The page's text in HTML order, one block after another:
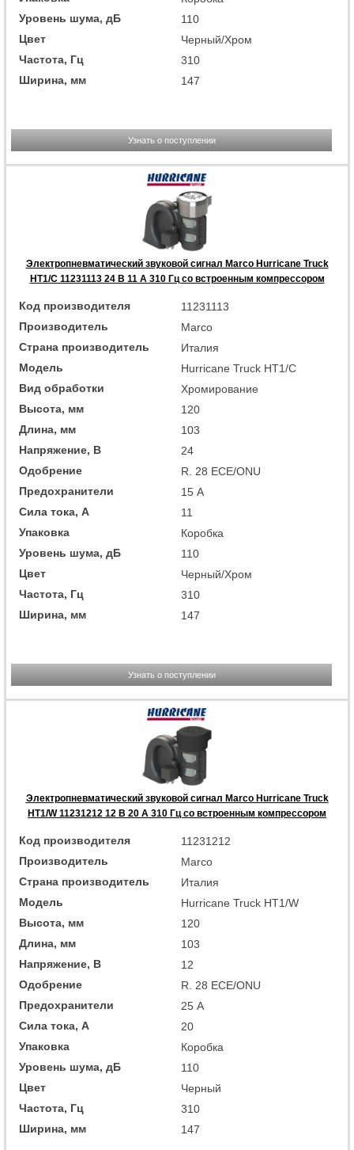
Уровень шума, дБ
110
Цвет
Черный/Хром
Частота, Гц
310
Ширина, мм
147
Узнать о поступлении
Электропневматический звуковой сигнал Marco Hurricane Truck
HT1/C 11231113 24 В 11 А 310 Гц со встроенным компрессором
Код производителя
11231113
Производитель
Marco
Страна производитель
Италия
Модель
Hurricane Truck HT1/C
Вид обработки
Хромирование
Высота, мм
120
Длина, мм
103
Напряжение, В
24
Одобрение
R. 28 ECE/ONU
Предохранители
15 А
Сила тока, А
11
Упаковка
Коробка
Уровень шума, дБ
110
Цвет
Черный/Хром
Частота, Гц
310
Ширина, мм
147
Узнать о поступлении
Электропневматический звуковой сигнал Marco Hurricane Truck
HT1/W 11231212 12 В 20 А 310 Гц со встроенным компрессором
Код производителя
11231212
Производитель
Marco
Страна производитель
Италия
Модель
Hurricane Truck HT1/W
Высота, мм
120
Длина, мм
103
Напряжение, В
12
Одобрение
R. 28 ECE/ONU
Предохранители
25 А
Сила тока, А
20
Упаковка
Коробка
Уровень шума, дБ
110
Цвет
Черный
Частота, Гц
310
Ширина, мм
147